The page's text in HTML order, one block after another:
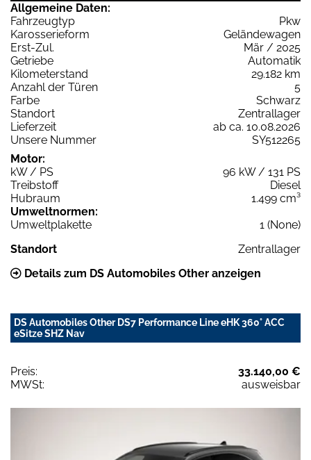
Allgemeine Daten:
Fahrzeugtyp
Pkw
Karosserieform
Geländewagen
Erst-Zul.
Mär / 2025
Getriebe
Automatik
Kilometerstand
29.182 km
Anzahl der Türen
5
Farbe
Schwarz
Standort
Zentrallager
Lieferzeit
ab ca. 10.08.2026
Unsere Nummer
SY512265
Motor:
kW / PS
96 kW / 131 PS
Treibstoff
Diesel
Hubraum
1.499 cm³
Umweltnormen:
Umweltplakette
1 (None)
Standort
Zentrallager
Details zum DS Automobiles Other anzeigen
DS Automobiles Other DS7 Performance Line eHK 360° ACC
eSitze SHZ Nav
Preis:
33.140,00 €
MWSt:
ausweisbar